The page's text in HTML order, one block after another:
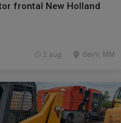
frontal New Holland
Seini, MM
2 aug.